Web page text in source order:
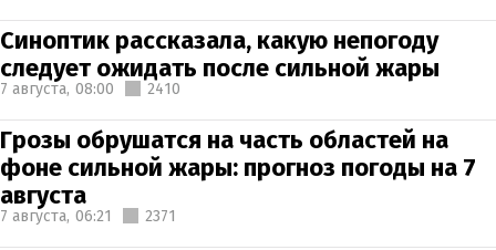
Синоптик рассказала, какую непогоду
следует ожидать после сильной жары
7 августа, 08:00 2410
Грозы обрушатся на часть областей на
фоне сильной жары: прогноз погоды на 7
августа
7 августа, 06:21 2371